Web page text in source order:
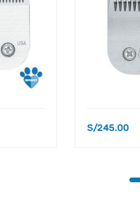
S/245.00